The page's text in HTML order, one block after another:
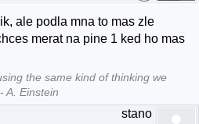
ale podla mna to mas zle
merat na pine 1 ked ho mas
the same kind of thinking we
A. Einstein
stano